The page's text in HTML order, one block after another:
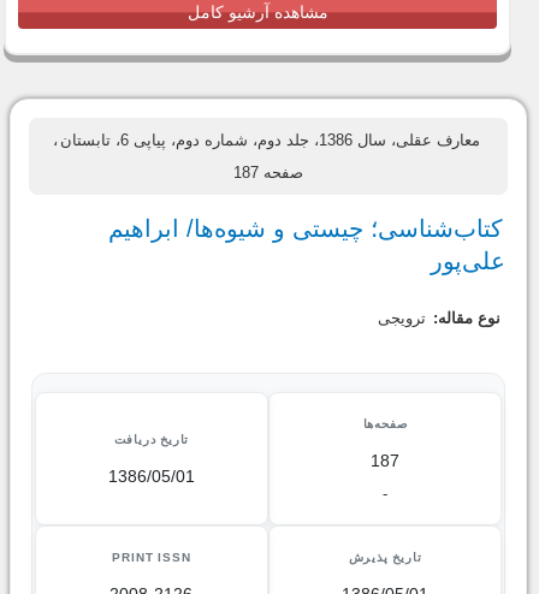
مشاهده آرشیو کامل
معارف عقلی، سال 1386، جلد دوم، شماره دوم، پیاپی 6، تابستان
،
صفحه 187
کتاب‌شناسی؛ چیستى و شیوه‌ها/ ابراهیم
علی‌پور
نوع مقاله: ترویجی
صفحه‌ها
187
-
تاریخ دریافت
1386/05/01
تاریخ پذیرش PRINT ISSN